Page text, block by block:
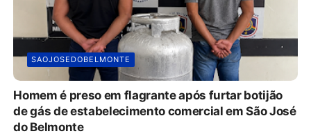
SAOJOSEDOBELMONTE
Homem é preso em flagrante após furtar botijão
de gás de estabelecimento comercial em São José
do Belmonte